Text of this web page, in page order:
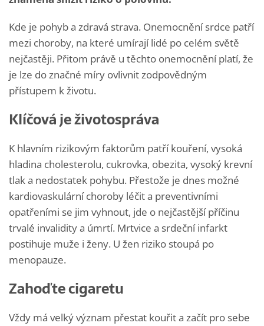
Kde je pohyb a zdravá strava. Onemocnění srdce patří
mezi choroby, na které umírají lidé po celém světě
nejčastěji. Přitom právě u těchto onemocnění platí, že
je lze do značné míry ovlivnit zodpovědným
přístupem k životu.
Klíčová je životospráva
K hlavním rizikovým faktorům patří kouření, vysoká
hladina cholesterolu, cukrovka, obezita, vysoký krevní
tlak a nedostatek pohybu. Přestože je dnes možné
kardiovaskulární choroby léčit a preventivními
opatřeními se jim vyhnout, jde o nejčastější příčinu
trvalé invalidity a úmrtí. Mrtvice a srdeční infarkt
postihuje muže i ženy. U žen riziko stoupá po
menopauze.
Zahoďte cigaretu
Vždy má velký význam přestat kouřit a začít pro sebe